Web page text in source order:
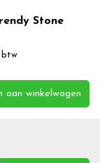
Stone
btw
aan winkelwagen